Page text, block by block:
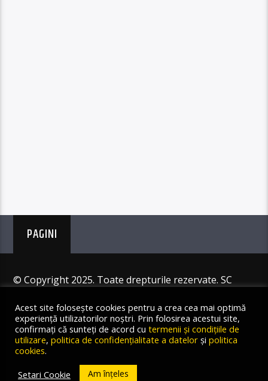
PAGINI
© Copyright 2025. Toate drepturile rezervate. SC
Acest site folosește cookies pentru a crea cea mai optimă
experiență utilizatorilor noștri. Prin folosirea acestui site,
confirmați că sunteți de acord cu termenii și condițiile de
utilizare, politica de confidențialitate a datelor și politica
cookies.
Setari Cookie
Am înțeles